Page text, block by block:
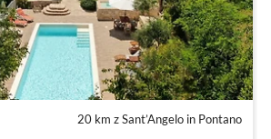
20 km z Sant’Angelo in Pontano